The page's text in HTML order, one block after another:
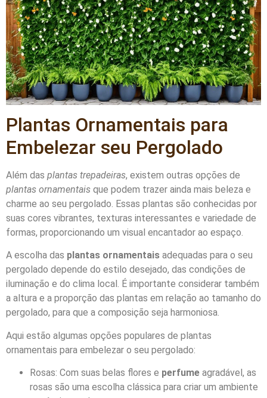
Plantas Ornamentais para
Embelezar seu Pergolado
Além das plantas trepadeiras, existem outras opções de
plantas ornamentais que podem trazer ainda mais beleza e
charme ao seu pergolado. Essas plantas são conhecidas por
suas cores vibrantes, texturas interessantes e variedade de
formas, proporcionando um visual encantador ao espaço.
A escolha das plantas ornamentais adequadas para o seu
pergolado depende do estilo desejado, das condições de
iluminação e do clima local. É importante considerar também
a altura e a proporção das plantas em relação ao tamanho do
pergolado, para que a composição seja harmoniosa.
Aqui estão algumas opções populares de plantas
ornamentais para embelezar o seu pergolado:
Rosas: Com suas belas flores e perfume agradável, as
rosas são uma escolha clássica para criar um ambiente